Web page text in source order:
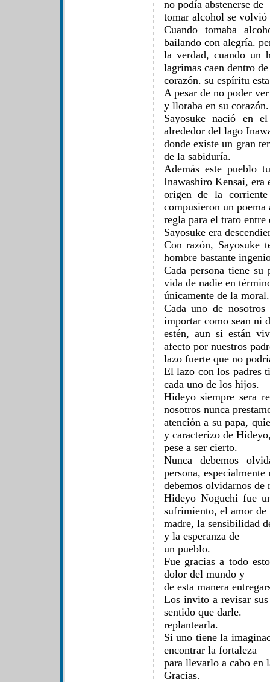
no podía abstenerse de
tomar alcohol se
Cuando tomaba
bailando con alegría.
la verdad, cuando un
lagrimas caen dentro de
corazón. su espíritu
A pesar de no poder
y lloraba en su corazón.
Sayosuke nació en
alrededor del lago
donde existe un gran
de la sabiduría.
Además este pueblo
Inawashiro Kensai, era
origen de la
compusieron un poema
regla para el trato entre
Sayosuke era
Con razón, Sayosuke
hombre bastante
Cada persona tiene
vida de nadie en
únicamente de la moral.
Cada uno de
importar como sean ni
estén, aun si están
afecto por nuestros
lazo fuerte que no
El lazo con los padres
cada uno de los hijos.
Hideyo siempre sera
nosotros nunca
atención a su papa,
y caracterizo de
pese a ser cierto.
Nunca debemos
persona, especialmente
debemos olvidarnos de
Hideyo Noguchi fue
sufrimiento, el amor de
madre, la sensibilidad
y la esperanza de
un pueblo.
Fue gracias a todo
dolor del mundo y
de esta manera
Los invito a revisar
sentido que darle.
replantearla.
Si uno tiene la
encontrar la fortaleza
para llevarlo a cabo en
Gracias.